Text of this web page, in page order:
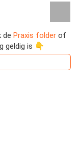
de Praxis folder of
geldig is 👇